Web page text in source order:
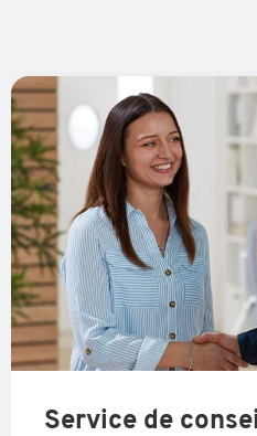
Service de conseil